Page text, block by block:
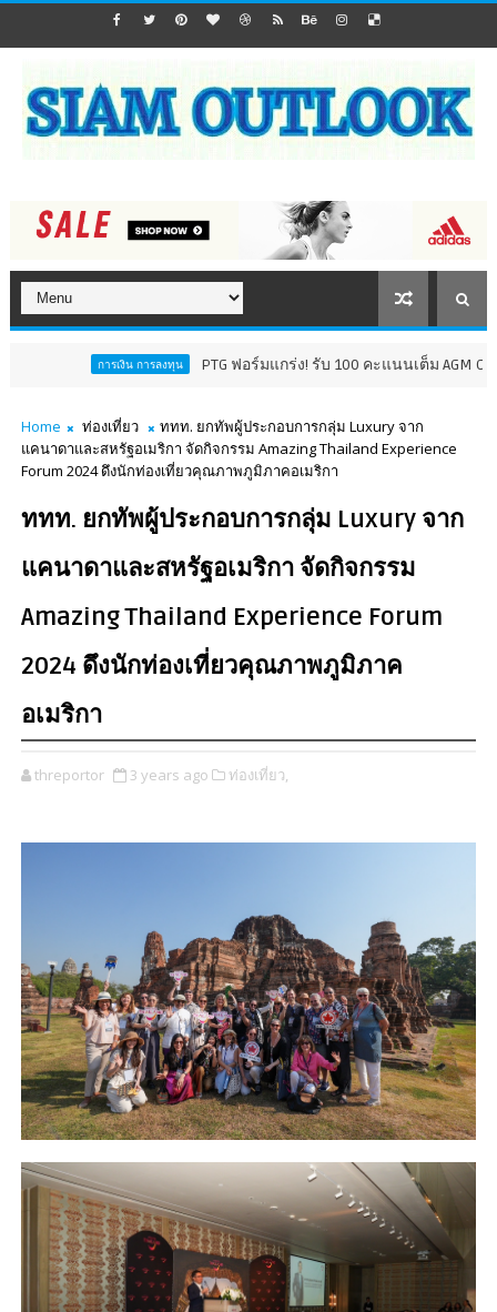
การเงิน การลงทุน PTG ฟอร์มแกร่ง! รับ 100 คะแนนเต็ม AGM Checklist ปี
Home ท่องเที่ยว
ททท. ยกทัพผู้ประกอบการกลุ่ม Luxury จาก
แคนาดาและสหรัฐอเมริกา จัดกิจกรรม Amazing Thailand Experience
Forum 2024 ดึงนักท่องเที่ยวคุณภาพภูมิภาคอเมริกา
ททท. ยกทัพผู้ประกอบการกลุ่ม Luxury จาก
แคนาดาและสหรัฐอเมริกา จัดกิจกรรม
Amazing Thailand Experience Forum
2024 ดึงนักท่องเที่ยวคุณภาพภูมิภาค
อเมริกา
threportor 3 years ago ท่องเที่ยว,